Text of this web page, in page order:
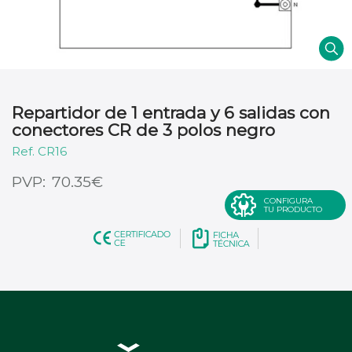
Repartidor de 1 entrada y 6 salidas con
conectores CR de 3 polos negro
70.35€
CR16
CONFIGURA
TU PRODUCTO